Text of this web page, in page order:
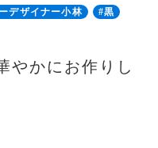
デザイナー小林
#黒
やかにお作りし